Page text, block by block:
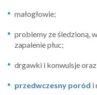
małogłowie;
problemy ze śledzioną,
zapalenie płuc;
drgawki i konwulsje
przedwczesny poród i